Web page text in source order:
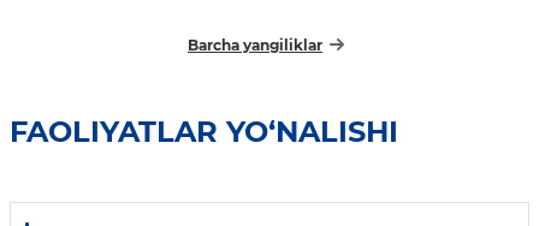
Barcha yangiliklar
FAOLIYATLAR YO‘NALISHI